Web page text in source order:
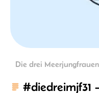
Die drei
#diedreimjf31